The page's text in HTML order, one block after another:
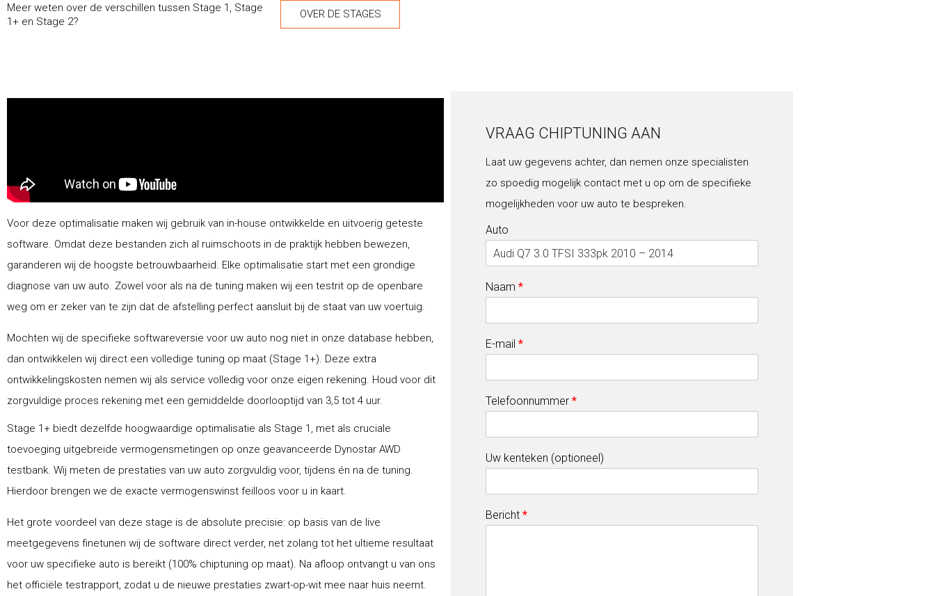
Meer weten over de verschillen tussen Stage 1, Stage
1+ en Stage 2?
OVER DE STAGES
Voor deze optimalisatie maken wij gebruik van in-house ontwikkelde en uitvoerig geteste
software. Omdat deze bestanden zich al ruimschoots in de praktijk hebben bewezen,
garanderen wij de hoogste betrouwbaarheid. Elke optimalisatie start met een grondige
diagnose van uw auto. Zowel voor als na de tuning maken wij een testrit op de openbare
weg om er zeker van te zijn dat de afstelling perfect aansluit bij de staat van uw voertuig.
Mochten wij de specifieke softwareversie voor uw auto nog niet in onze database hebben,
dan ontwikkelen wij direct een volledige tuning op maat (Stage 1+). Deze extra
ontwikkelingskosten nemen wij als service volledig voor onze eigen rekening. Houd voor dit
zorgvuldige proces rekening met een gemiddelde doorlooptijd van 3,5 tot 4 uur.
Stage 1+ biedt dezelfde hoogwaardige optimalisatie als Stage 1, met als cruciale
toevoeging uitgebreide vermogensmetingen op onze geavanceerde Dynostar AWD
testbank. Wij meten de prestaties van uw auto zorgvuldig voor, tijdens én na de tuning.
Hierdoor brengen we de exacte vermogenswinst feilloos voor u in kaart.
Het grote voordeel van deze stage is de absolute precisie: op basis van de live
meetgegevens finetunen wij de software direct verder, net zolang tot het ultieme resultaat
voor uw specifieke auto is bereikt (100% chiptuning op maat). Na afloop ontvangt u van ons
het officiële testrapport, zodat u de nieuwe prestaties zwart-op-wit mee naar huis neemt.
VRAAG CHIPTUNING AAN
Laat uw gegevens achter, dan nemen onze specialisten
zo spoedig mogelijk contact met u op om de specifieke
mogelijkheden voor uw auto te bespreken.
Auto
Naam *
E-mail *
Telefoonnummer *
Uw kenteken (optioneel)
Bericht *